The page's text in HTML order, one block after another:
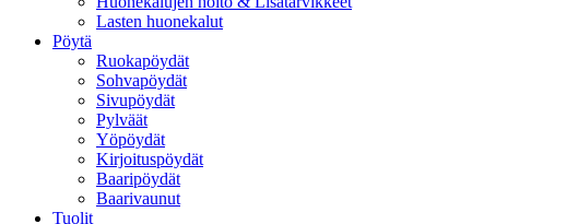
Lasten huonekalut
Pöytä
Ruokapöydät
Sohvapöydät
Sivupöydät
Pylväät
Yöpöydät
Kirjoituspöydät
Baaripöydät
Baarivaunut
Tuolit